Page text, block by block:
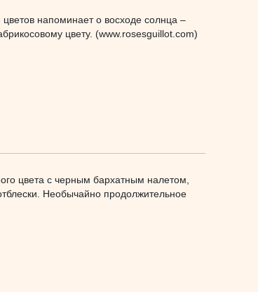
напоминает о восходе солнца –
цвету. (www.rosesguillot.com)
цвета с черным бархатным налетом,
Необычайно продолжительное